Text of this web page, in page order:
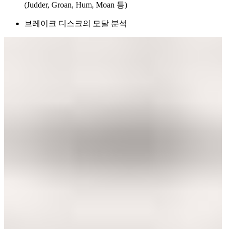
(Judder, Groan, Hum, Moan 등)
브레이크 디스크의 모달 분석